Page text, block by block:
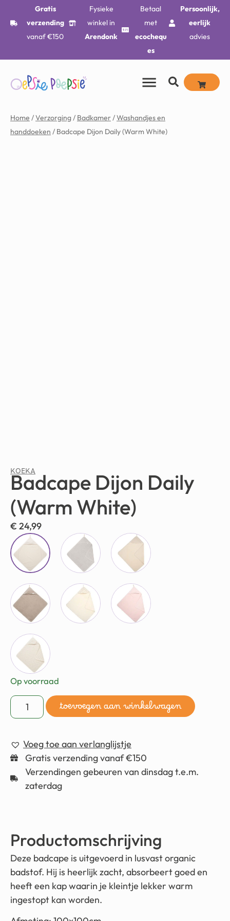
Gratis
verzending
vanaf €150
Fysieke
winkel in
Arendonk
Betaal
met
ecochequ
es
Persoonlijk,
eerlijk
advies
Home /Verzorging/ Badkamer/Washandjes en
handdoeken / Badcape Dijon Daily (Warm White)
KOEKA
Badcape Dijon Daily
(Warm White)
€ 24,99
Op voorraad
toevoegen aan winkelwagen
Voeg toe aan verlanglijstje
Gratis verzending vanaf €150
Verzendingen gebeuren van dinsdag t.e.m.
zaterdag
Productomschrijving
Deze badcape is uitgevoerd in lusvast organic
badstof. Hij is heerlijk zacht, absorbeert goed en
heeft een kap waarin je kleintje lekker warm
ingestopt kan worden.